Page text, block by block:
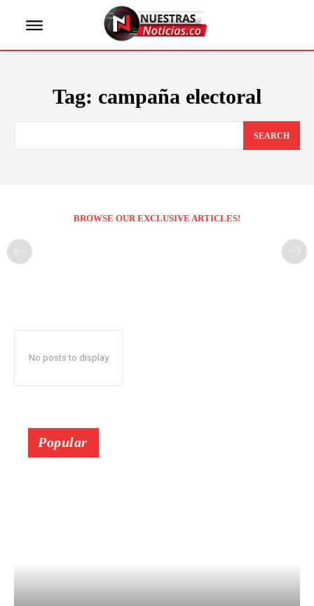
Tag: campaña electoral
SEARCH
BROWSE OUR EXCLUSIVE ARTICLES!
No posts to display
Popular